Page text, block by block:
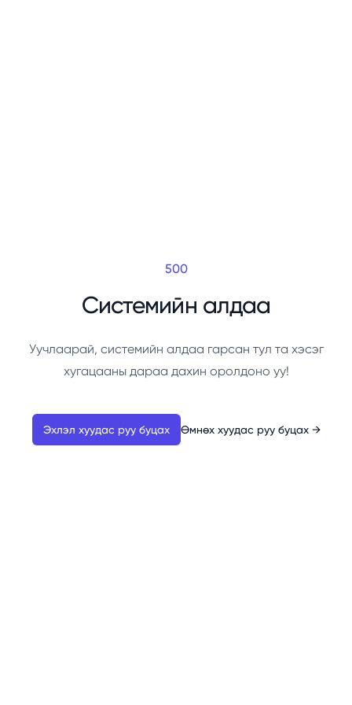
500
Системийн алдаа
Уучлаарай, системийн алдаа гарсан тул та хэсэг
хугацааны дараа дахин оролдоно уу!
Эхлэл хуудас руу буцах Өмнөх хуудас руу буцах →